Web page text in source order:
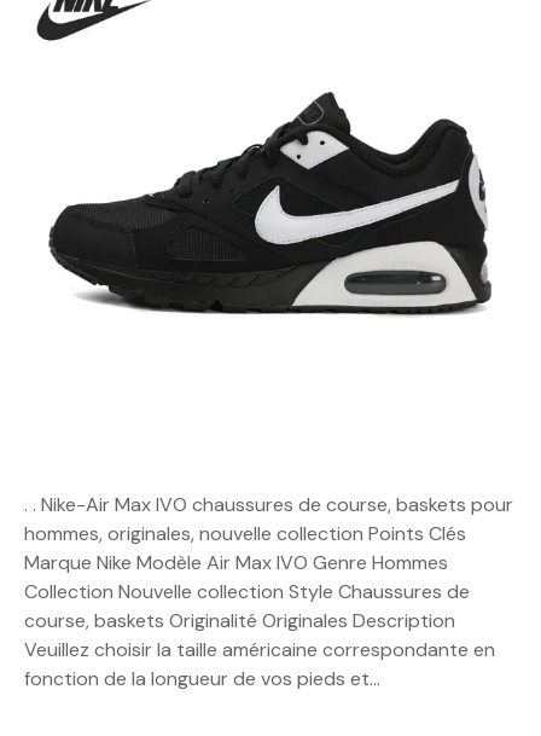
. . Nike-Air Max IVO chaussures de course, baskets pour
hommes, originales, nouvelle collection Points Clés
Marque Nike Modèle Air Max IVO Genre Hommes
Collection Nouvelle collection Style Chaussures de
course, baskets Originalité Originales Description
Veuillez choisir la taille américaine correspondante en
fonction de la longueur de vos pieds et…